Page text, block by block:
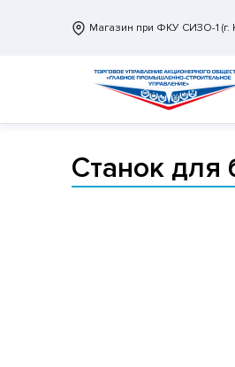
Магазин при ФКУ СИЗО-1 (г.
Станок для